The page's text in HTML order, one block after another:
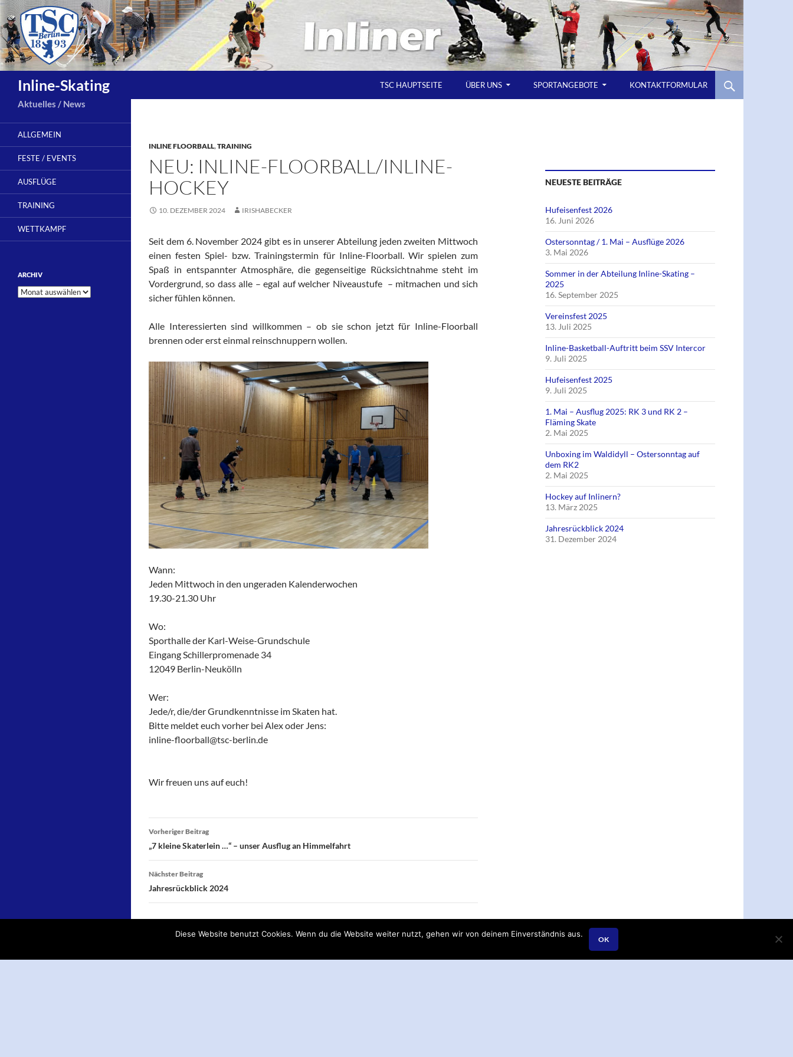
Zum
Inhalt
springen
Inline-Skating
Suchen
TSC HAUPTSEITE ÜBER UNS SPORTANGEBOTE KONTAKTFORMULAR
INLINE FLOORBALL,TRAINING
NEU: INLINE-FLOORBALL/INLINE-
HOCKEY
10. DEZEMBER 2024 IRISHABECKER
Seit dem 6. November 2024 gibt es in unserer Abteilung jeden zweiten Mittwoch
einen festen Spiel- bzw. Trainingstermin für Inline-Floorball. Wir spielen zum
Spaß in entspannter Atmosphäre, die gegenseitige Rücksichtnahme steht im
Vordergrund, so dass alle – egal auf welcher Niveaustufe – mitmachen und sich
sicher fühlen können.
Alle Interessierten sind willkommen – ob sie schon jetzt für Inline-Floorball
brennen oder erst einmal reinschnuppern wollen.
Wann:
Jeden Mittwoch in den ungeraden Kalenderwochen
19.30-21.30 Uhr
Wo:
Sporthalle der Karl-Weise-Grundschule
Eingang Schillerpromenade 34
12049 Berlin-Neukölln
Wer:
Jede/r, die/der Grundkenntnisse im Skaten hat.
Bitte meldet euch vorher bei Alex oder Jens:
inline-floorball@tsc-berlin.de
Wir freuen uns auf euch!
Beitragsnavigation
Vorheriger Beitrag
„7 kleine Skaterlein …“ – unser Ausflug an Himmelfahrt
Nächster Beitrag
Jahresrückblick 2024
NEUESTE BEITRÄGE
Hufeisenfest 2026
16. Juni 2026
Ostersonntag / 1. Mai – Ausflüge 2026
3. Mai 2026
Sommer in der Abteilung Inline-Skating –
2025
16. September 2025
Vereinsfest 2025
13. Juli 2025
Inline-Basketball-Auftritt beim SSV Intercor
9. Juli 2025
Hufeisenfest 2025
9. Juli 2025
1. Mai – Ausflug 2025: RK 3 und RK 2 –
Fläming Skate
2. Mai 2025
Unboxing im Waldidyll – Ostersonntag auf
dem RK2
2. Mai 2025
Hockey auf Inlinern?
13. März 2025
Jahresrückblick 2024
31. Dezember 2024
Aktuelles / News
ALLGEMEIN
FESTE / EVENTS
AUSFLÜGE
TRAINING
WETTKAMPF
ARCHIV
Archiv
Diese Website benutzt Cookies. Wenn du die Website weiter nutzt, gehen wir von deinem Einverständnis aus.
OK